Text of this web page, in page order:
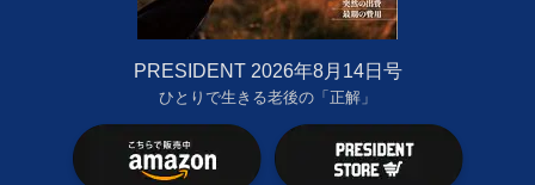
PRESIDENT 2026年8月14日号
ひとりで生きる老後の「正解」